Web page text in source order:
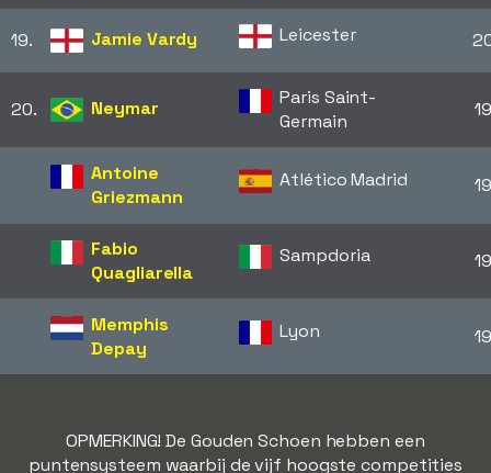
19. Jamie Vardy Leicester
20. Neymar
Paris Saint-
Germain
19
Antoine
Griezmann
Atlético Madrid 19
Fabio
Quagliarella
Sampdoria 19
Memphis
Depay
Lyon 19
OPMERKING! De Gouden Schoen hebben een
puntensysteem waarbij de vijf hoogste competities